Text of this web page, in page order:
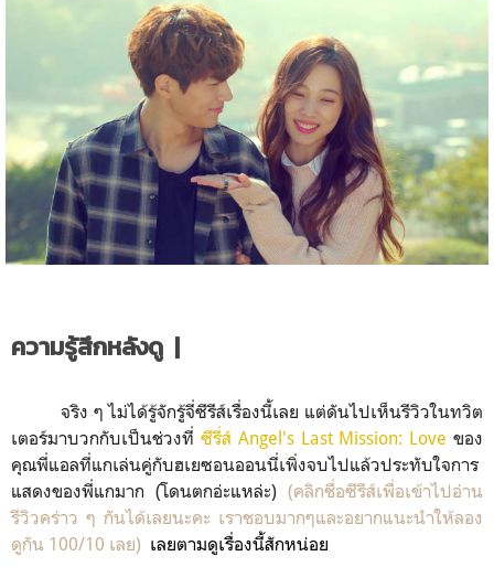
ความรู้สึกหลังดู |
จริง ๆ ไม่ได้รู้จักรู้จี่ซีรีส์เรื่องนี้เลย แต่ดันไปเห็นรีวิวในทวิต
เตอร์มาบวกกับเป็นช่วงที่ ซีรี่ส์ Angel's Last Mission: Love ของ
คุณพี่แอลที่แกเล่นคู่กับฮเยซอนออนนี่เพิ่งจบไปแล้วประทับใจการ
แสดงของพี่แกมาก (โดนตกอ่ะแหล่ะ) (คลิกชื่อซีรีส์เพื่อเข้าไปอ่าน
รีวิวคร่าว ๆ กันได้เลยนะคะ เราชอบมากๆและอยากแนะนำให้ลอง
ดูกัน 100/10 เลย) เลยตามดูเรื่องนี้สักหน่อย